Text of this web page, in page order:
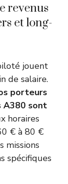
revenus
et long-
jouent
de salaire.
porteurs
A380 sont
horaires
€ à 80 €
missions
spécifiques